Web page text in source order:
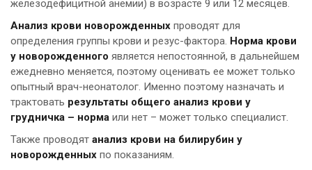
железодефицитной анемии) в возрасте 9 или 12 месяцев.
Анализ крови новорожденных проводят для
определения группы крови и резус-фактора. Норма крови
у новорожденного является непостоянной, в дальнейшем
ежедневно меняется, поэтому оценивать ее может только
опытный врач-неонатолог. Именно поэтому назначать и
трактовать результаты общего анализ крови у
грудничка – норма или нет – может только специалист.
Также проводят анализ крови на билирубин у
новорожденных по показаниям.